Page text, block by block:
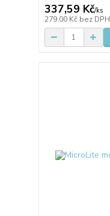
337,59 Kč/ks
279,00 Kč bez DPH